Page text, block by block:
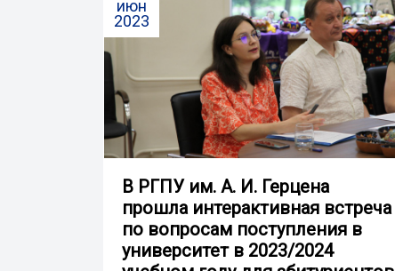
июн
2023
В РГПУ им. А. И. Герцена
прошла интерактивная встреча
по вопросам поступления в
университет в 2023/2024